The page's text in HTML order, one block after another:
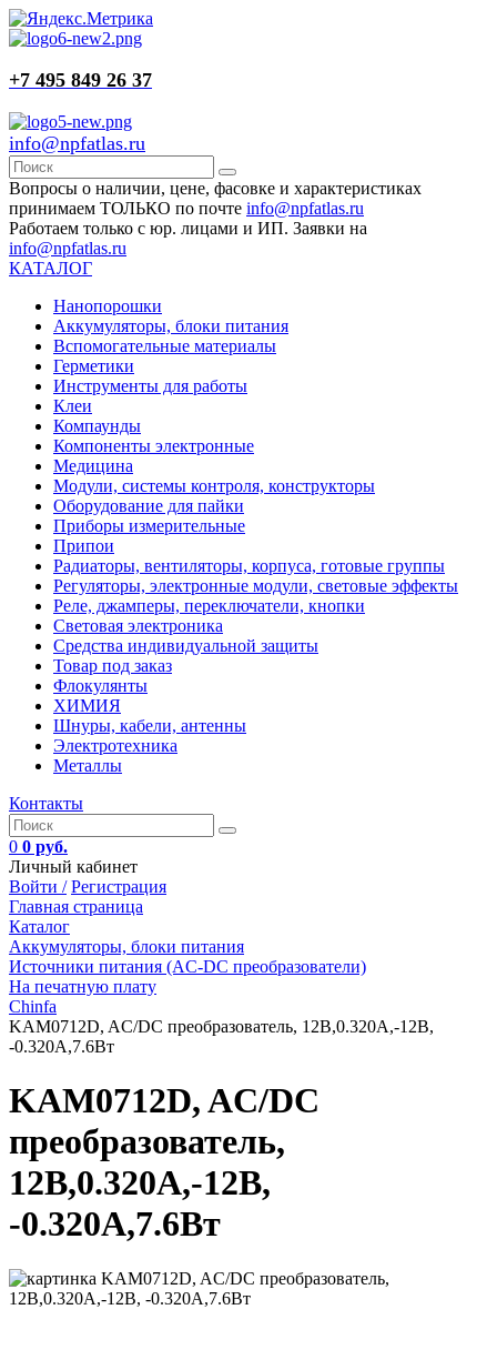
+7 495 849 26 37
info@npfatlas.ru
Вопросы о наличии, цене, фасовке и характеристиках
принимаем ТОЛЬКО по почте info@npfatlas.ru
Работаем только с юр. лицами и ИП. Заявки на
info@npfatlas.ru
КАТАЛОГ
Нанопорошки
Аккумуляторы, блоки питания
Вспомогательные материалы
Герметики
Инструменты для работы
Клеи
Компаунды
Компоненты электронные
Медицина
Модули, системы контроля, конструкторы
Оборудование для пайки
Приборы измерительные
Припои
Радиаторы, вентиляторы, корпуса, готовые группы
Регуляторы, электронные модули, световые эффекты
Реле, джамперы, переключатели, кнопки
Световая электроника
Средства индивидуальной защиты
Товар под заказ
Флокулянты
ХИМИЯ
Шнуры, кабели, антенны
Электротехника
Металлы
Контакты
0 0 руб.
Личный кабинет
Войти / Регистрация
Главная страница
Каталог
Аккумуляторы, блоки питания
Источники питания (AC-DC преобразователи)
На печатную плату
Chinfa
KAM0712D, AC/DC преобразователь, 12В,0.320А,-12В,
-0.320А,7.6Вт
KAM0712D, AC/DC
преобразователь,
12В,0.320А,-12В,
-0.320А,7.6Вт